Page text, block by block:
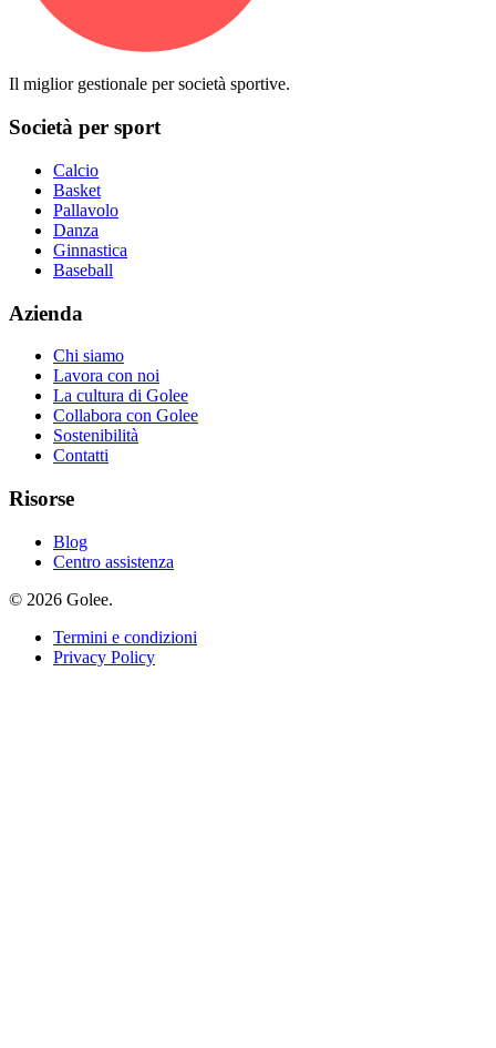
Il miglior gestionale per società sportive.
Società per sport
Calcio
Basket
Pallavolo
Danza
Ginnastica
Baseball
Azienda
Chi siamo
Lavora con noi
La cultura di Golee
Collabora con Golee
Sostenibilità
Contatti
Risorse
Blog
Centro assistenza
© 2026 Golee.
Termini e condizioni
Privacy Policy